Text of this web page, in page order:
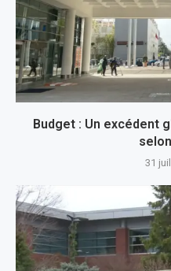
Budget : Un excédent
31